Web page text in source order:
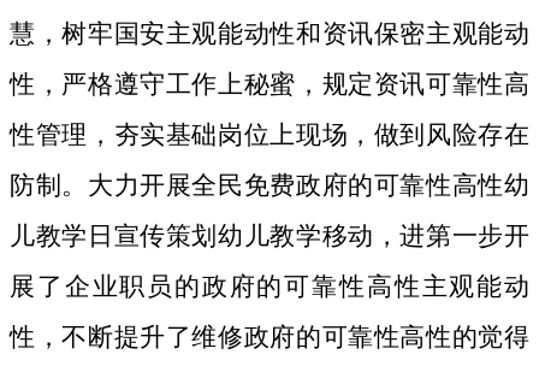
慧，树牢国安主观能动性和资讯保密主观能动
性，严格遵守工作上秘蜜，规定资讯可靠性高
性管理，夯实基础岗位上现场，做到风险存在
防制。大力开展全民免费政府的可靠性高性幼
儿教学日宣传策划幼儿教学移动，进第一步开
展了企业职员的政府的可靠性高性主观能动
性，不断提升了维修政府的可靠性高性的觉得